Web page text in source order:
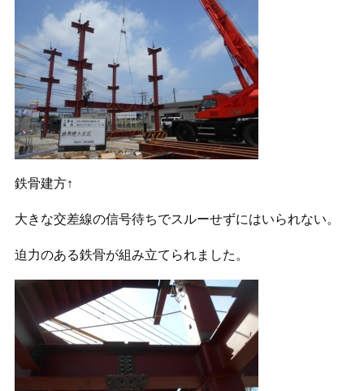
鉄骨建方↑
大きな交差線の信号待ちでスルーせずにはいられない。
迫力のある鉄骨が組み立てられました。